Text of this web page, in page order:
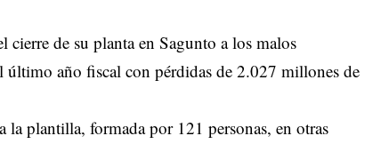
de su planta en Sagunto a los malos
último año fiscal con pérdidas de 2.027 millones de
plantilla, formada por 121 personas, en otras